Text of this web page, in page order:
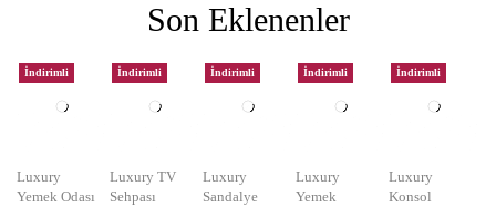
Son Eklenenler
İndirimli
Luxury
Yemek Odası
İndirimli
Luxury TV
Sehpası
İndirimli
Luxury
Sandalye
İndirimli
Luxury
Yemek
İndirimli
Luxury
Konsol